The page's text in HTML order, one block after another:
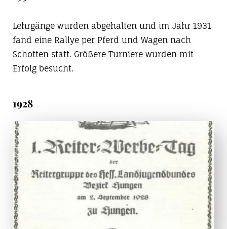
Lehrgänge wurden abgehalten und im Jahr 1931
fand eine Rallye per Pferd und Wagen nach
Schotten statt. Größere Turniere wurden mit
Erfolg besucht.
1928